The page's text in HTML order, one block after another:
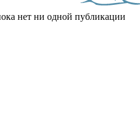
нет ни одной публикации